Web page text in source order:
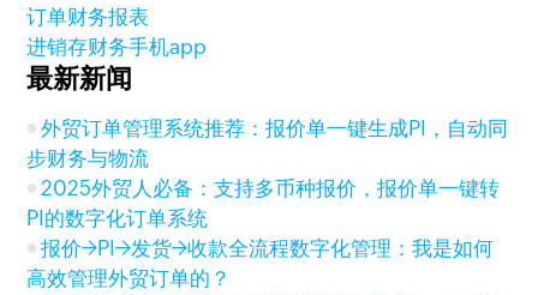
订单财务报表
进销存财务手机app
最新新闻
外贸订单管理系统推荐：报价单一键生成PI，自动同
步财务与物流
2025外贸人必备：支持多币种报价，报价单一键转
PI的数字化订单系统
报价→PI→发货→收款全流程数字化管理：我是如何
高效管理外贸订单的？